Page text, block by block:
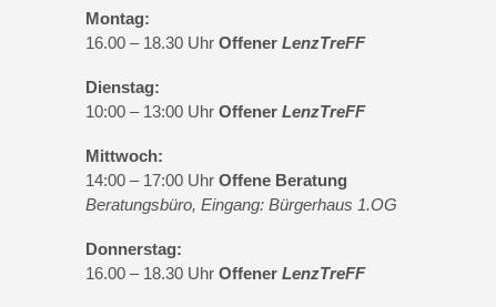
Montag:
16.00 – 18.30 UhrOffener LenzTreFF
Dienstag:
10:00 – 13:00 UhrOffenerLenzTreFF
Mittwoch:
14:00 – 17:00 UhrOffene Beratung
Beratungsbüro, Eingang: Bürgerhaus 1.OG
Donnerstag:
16.00 – 18.30 UhrOffener LenzTreFF